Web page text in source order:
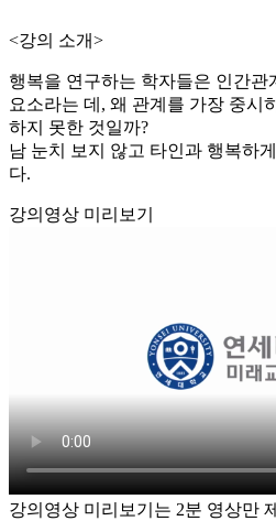
<강의 소개>
행복을 연구하는 학자들은 인간관
요소라는 데, 왜 관계를 가장 중시
하지 못한 것일까?
남 눈치 보지 않고 타인과 행복하
다.
강의영상 미리보기
강의영상 미리보기는 2분 영상만